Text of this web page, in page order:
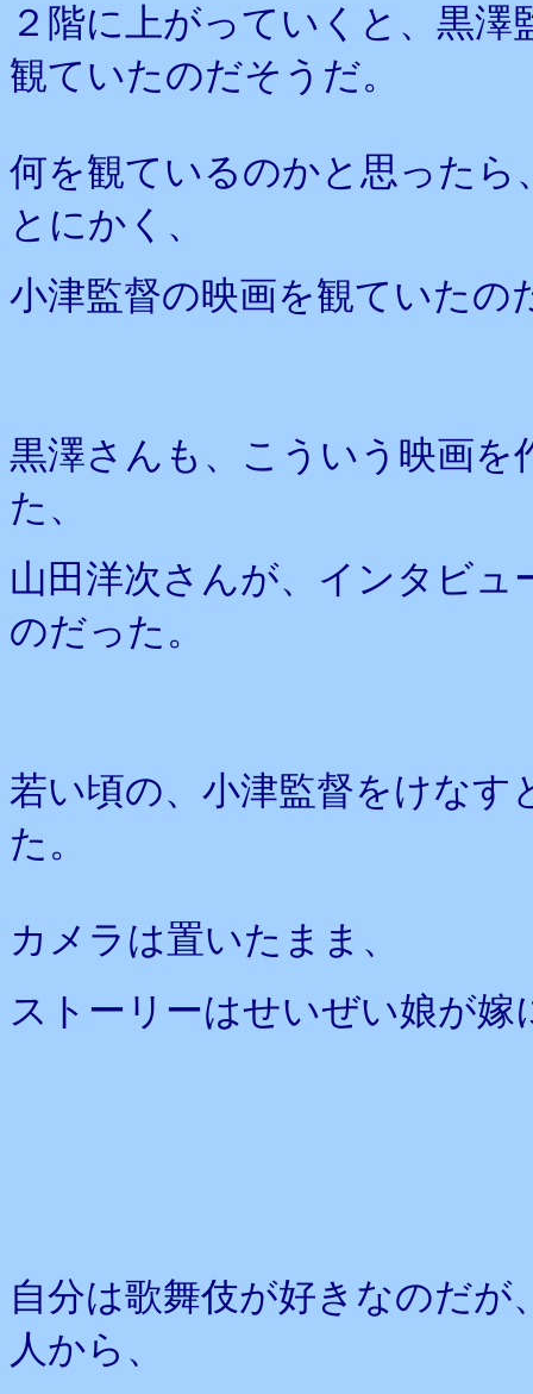
２階に上がっていくと、黒
観ていたのだそうだ。
何を観ているのかと思った
とにかく、
小津監督の映画を観ていたの
黒澤さんも、こういう映画
た、
山田洋次さんが、インタビ
のだった。
若い頃の、小津監督をけな
た。
カメラは置いたまま、
ストーリーはせいぜい娘が
自分は歌舞伎が好きなのだ
人から、